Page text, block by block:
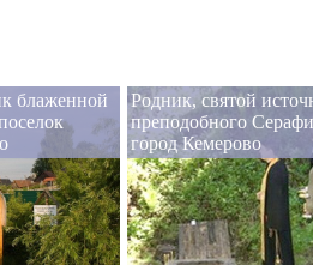
блаженной
Родник, святой
преподобного
город Кемерово